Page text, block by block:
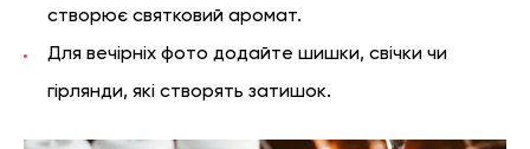
створює святковий аромат.
Для вечірніх фото додайте шишки, свічки чи
гірлянди, які створять затишок.